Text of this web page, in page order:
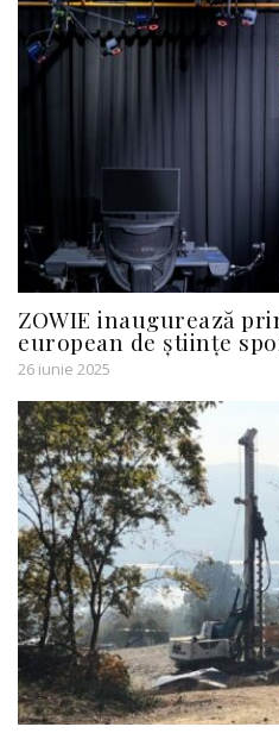
ZOWIE inaugurează
european de științe
26 iunie 2025